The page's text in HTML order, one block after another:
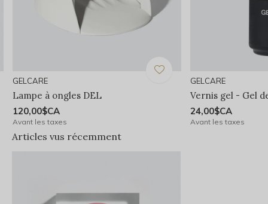
GELCARE
Lampe à ongles DEL
120,00$CA
Avant les taxes
GELCARE
Vernis gel - Gel
24,00$CA
Avant les taxes
Articles vus récemment